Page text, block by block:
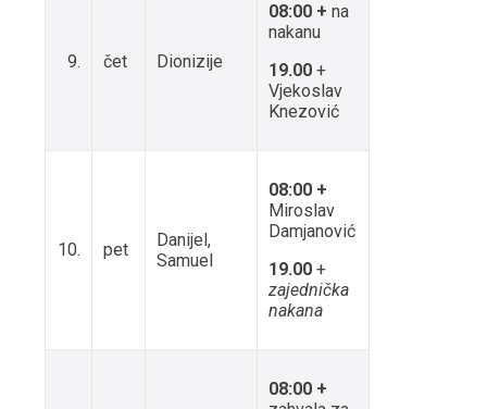
9. čet Dionizije
08:00 + na
nakanu
19.00 +
Vjekoslav
Knezović
10. pet
Danijel,
Samuel
08:00 +
Miroslav
Damjanović
19.00 +
zajednička
nakana
08:00 +